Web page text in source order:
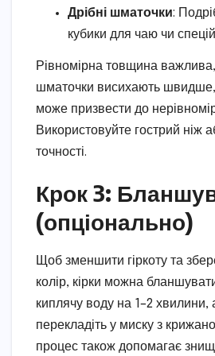
Дрібні шматочки:
кубики для чаю чи
Рівномірна товщина
шматочки висихають швидше,
може призвести до
Використовуйте гострий ніж
точності.
Крок 3:
(опціонально)
Щоб зменшити гіркоту та
колір, кірки можна
киплячу воду на 1–2 хвилини,
перекладіть у миску з
процес також допомагає